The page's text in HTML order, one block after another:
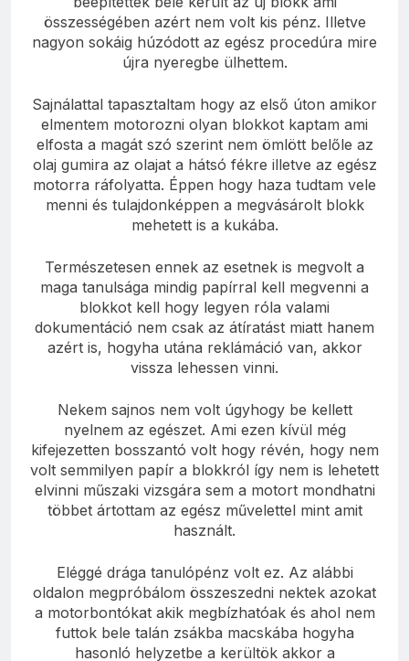
összességében azért nem volt kis pénz. Illetve
nagyon sokáig húzódott az egész procedúra mire
újra nyeregbe ülhettem.
Sajnálattal tapasztaltam hogy az első úton amikor
elmentem motorozni olyan blokkot kaptam ami
elfosta a magát szó szerint nem ömlött belőle az
olaj gumira az olajat a hátsó fékre illetve az egész
motorra ráfolyatta. Éppen hogy haza tudtam vele
menni és tulajdonképpen a megvásárolt blokk
mehetett is a kukába.
Természetesen ennek az esetnek is megvolt a
maga tanulsága mindig papírral kell megvenni a
blokkot kell hogy legyen róla valami
dokumentáció nem csak az átíratást miatt hanem
azért is, hogyha utána reklámáció van, akkor
vissza lehessen vinni.
Nekem sajnos nem volt úgyhogy be kellett
nyelnem az egészet. Ami ezen kívül még
kifejezetten bosszantó volt hogy révén, hogy nem
volt semmilyen papír a blokkról így nem is lehetett
elvinni műszaki vizsgára sem a motort mondhatni
többet ártottam az egész művelettel mint amit
használt.
Eléggé drága tanulópénz volt ez. Az alábbi
oldalon megpróbálom összeszedni nektek azokat
a motorbontókat akik megbízhatóak és ahol nem
futtok bele talán zsákba macskába hogyha
hasonló helyzetbe a kerültök akkor a